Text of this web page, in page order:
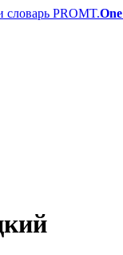
PROMT.One